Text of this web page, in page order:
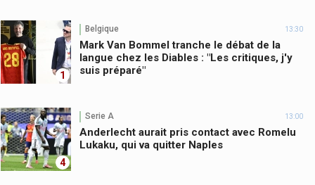
1
Belgique 13:30
Mark Van Bommel tranche le débat de la
langue chez les Diables : "Les critiques, j'y
suis préparé"
4
Serie A 13:00
Anderlecht aurait pris contact avec Romelu
Lukaku, qui va quitter Naples